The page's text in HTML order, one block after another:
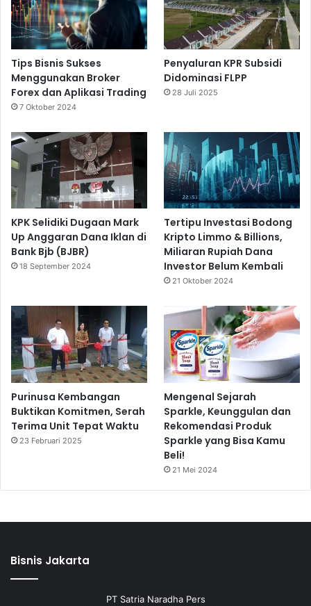
Tips Bisnis Sukses
Menggunakan Broker
Forex dan Aplikasi Trading
7 Oktober 2024
Penyaluran KPR Subsidi
Didominasi FLPP
28 Juli 2025
KPK Selidiki Dugaan Mark
Up Anggaran Dana Iklan di
Bank Bjb (BJBR)
18 September 2024
Tertipu Investasi Bodong
Kripto Limmo & Billions,
Miliaran Rupiah Dana
Investor Belum Kembali
21 Oktober 2024
Purinusa Kembangan
Buktikan Komitmen, Serah
Terima Unit Tepat Waktu
23 Februari 2025
Mengenal Sejarah
Sparkle, Keunggulan dan
Rekomendasi Produk
Sparkle yang Bisa Kamu
Beli!
21 Mei 2024
Bisnis Jakarta
PT Satria Naradha Pers